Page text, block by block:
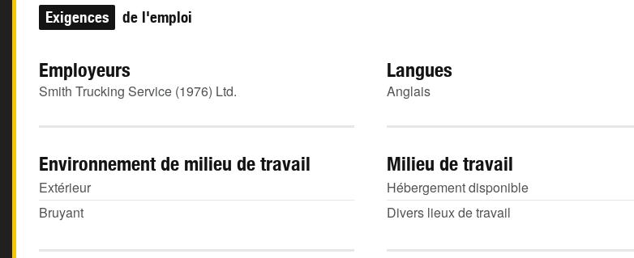
Exigences de l'emploi
Employeurs
Smith Trucking Service (1976) Ltd.
Langues
Anglais
Environnement de milieu de travail
Extérieur
Bruyant
Milieu de travail
Hébergement disponible
Divers lieux de travail